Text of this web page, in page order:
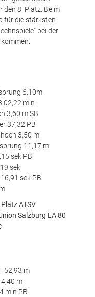
8. Platz. Beim
für die stärksten
bei der
6,10m
min
3,60 m SB
37,32 PB
3,50 m
11,17 m
sek PB
sek
sek PB
ATSV
Salzburg LA 80
52,93 m
m
min PB